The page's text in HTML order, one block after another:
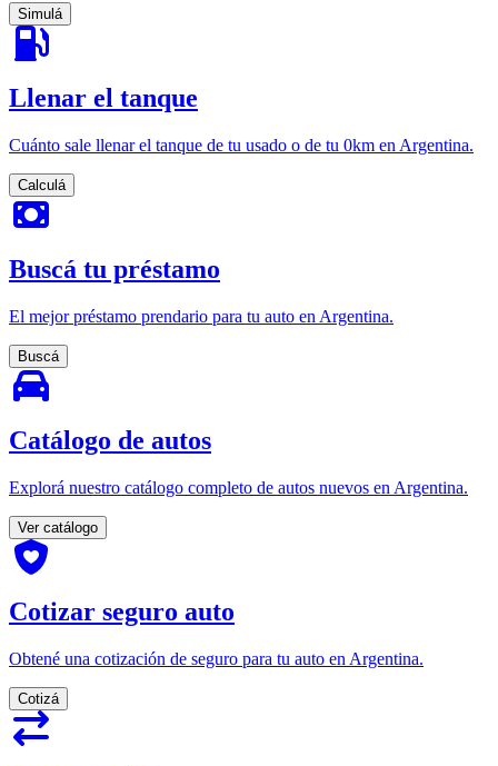
Simulá
Llenar el tanque
Cuánto sale llenar el tanque de tu usado o de tu 0km en Argentina.
Calculá
Buscá tu préstamo
El mejor préstamo prendario para tu auto en Argentina.
Buscá
Catálogo de autos
Explorá nuestro catálogo completo de autos nuevos en Argentina.
Ver catálogo
Cotizar seguro auto
Obtené una cotización de seguro para tu auto en Argentina.
Cotizá